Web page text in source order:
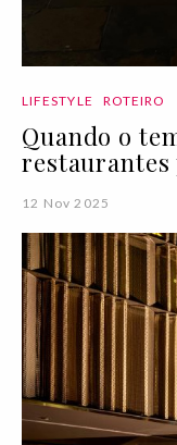
LIFESTYLE ROTEIRO
Quando o
restaurantes
12 Nov 2025